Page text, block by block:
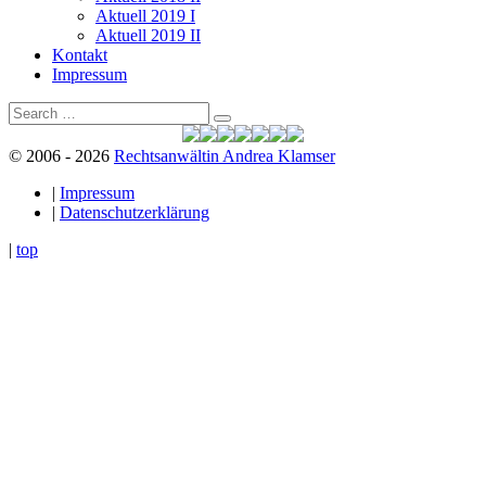
Aktuell 2019 I
Aktuell 2019 II
Kontakt
Impressum
Search
for:
Search
© 2006 - 2026 Rechtsanwältin Andrea Klamser
| Impressum
| Datenschutzerklärung
| top